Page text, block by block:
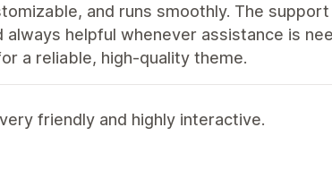
and runs smoothly. The
helpful whenever assistance is
a reliable, high-quality theme.
friendly and highly interactive.